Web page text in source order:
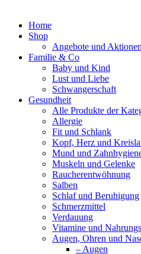
springen
Home
Shop
Angebote und Aktionen
Familie & Co
Baby und Kind
Lust und Liebe
Schwangerschaft
Gesundheit
Alle Produkte der
Allergie
Fit und Schlank
Kopf, Herz und
Mund und
Muskeln und Gelenke
Raucherentwöhnung
Salben
Schlaf und Beruhigung
Schmerzmittel
Verdauung
Vitamine und
Augen, Ohren und
– Augen